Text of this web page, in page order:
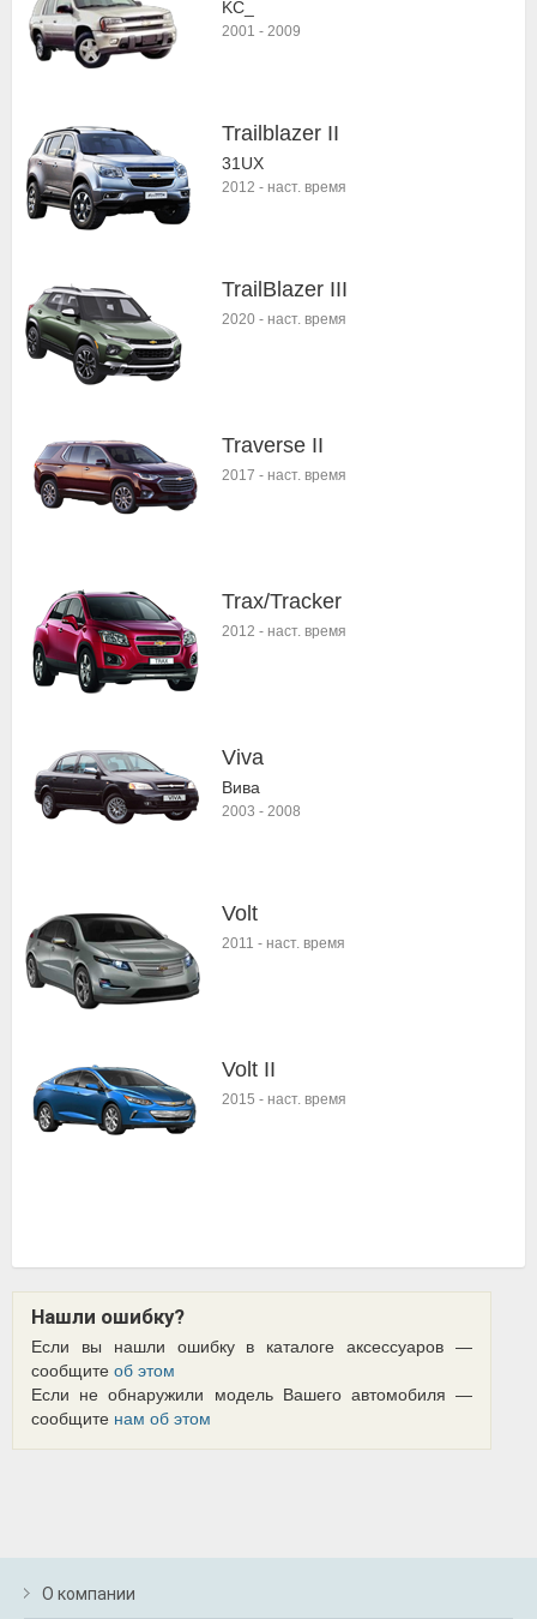
KC_
2001 - 2009
Trailblazer II
31UX
2012 - наст. время
TrailBlazer III
2020 - наст. время
Traverse II
2017 - наст. время
Trax/Tracker
2012 - наст. время
Viva
Вива
2003 - 2008
Volt
2011 - наст. время
Volt II
2015 - наст. время
Нашли ошибку?
Если вы нашли ошибку в каталоге аксессуаров —
сообщите об этом
Если не обнаружили модель Вашего автомобиля —
сообщите нам об этом
О компании